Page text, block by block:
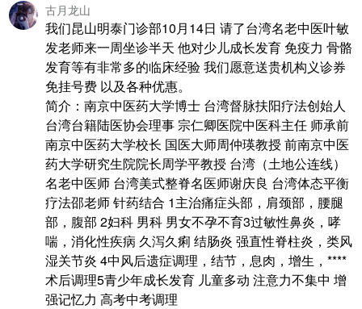
古月龙山
我们昆山明泰门诊部10月14日 请了台湾名老中医叶敏
发老师来一周坐诊半天 他对少儿成长发育 免疫力 骨骼
发育等有非常多的临床经验 我们愿意送贵机构义诊券
免挂号费 以及各种优惠。
简介：南京中医药大学博士 台湾督脉扶阳疗法创始人
台湾台籍陆医协会理事 宗仁卿医院中医科主任 师承前
南京中医药大学校长 国医大师周仲瑛教授 前南京中医
药大学研究生院院长周学平教授 台湾（土地公连线）
名老中医师 台湾美式整脊名医师谢庆良 台湾体态平衡
疗法邵老师 针药结合 1主治痛症头部，肩颈部，腰腿
部，腹部 2妇科 男科 男女不孕不育3过敏性鼻炎，哮
喘，消化性疾病 久泻久痢 结肠炎 强直性脊柱炎，类风
湿关节炎 4中风后遗症调理，结节，息肉，增生，****
术后调理5青少年成长发育 儿童多动 注意力不集中 增
强记忆力 高考中考调理